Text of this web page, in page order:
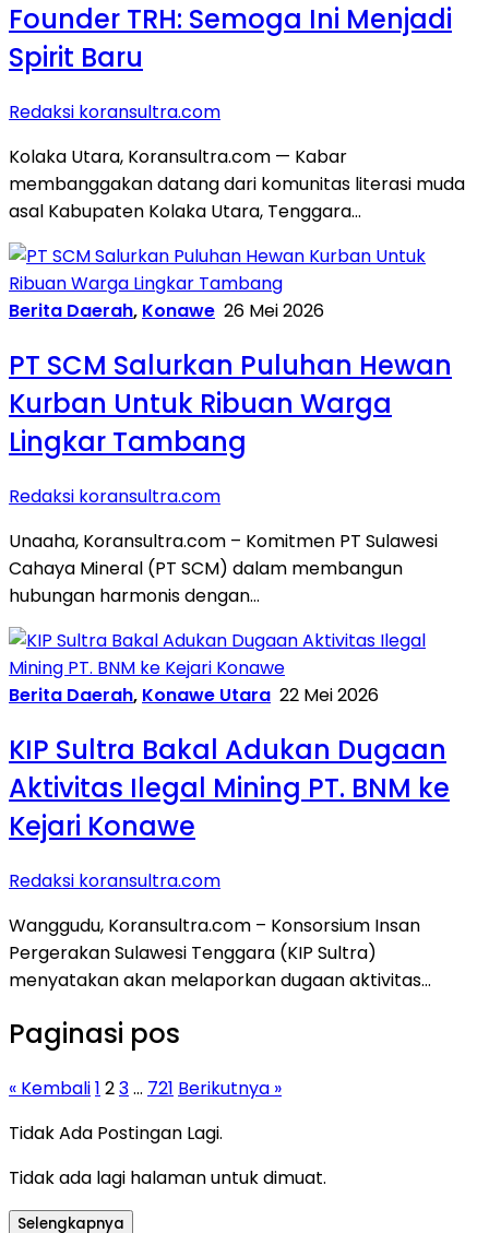
Founder TRH: Semoga Ini Menjadi
Spirit Baru
Redaksi koransultra.com
Kolaka Utara, Koransultra.com — Kabar
membanggakan datang dari komunitas literasi muda
asal Kabupaten Kolaka Utara, Tenggara…
Berita Daerah, Konawe 26 Mei 2026
PT SCM Salurkan Puluhan Hewan
Kurban Untuk Ribuan Warga
Lingkar Tambang
Redaksi koransultra.com
Unaaha, Koransultra.com – Komitmen PT Sulawesi
Cahaya Mineral (PT SCM) dalam membangun
hubungan harmonis dengan…
Berita Daerah, Konawe Utara 22 Mei 2026
KIP Sultra Bakal Adukan Dugaan
Aktivitas Ilegal Mining PT. BNM ke
Kejari Konawe
Redaksi koransultra.com
Wanggudu, Koransultra.com – Konsorsium Insan
Pergerakan Sulawesi Tenggara (KIP Sultra)
menyatakan akan melaporkan dugaan aktivitas…
Paginasi pos
« Kembali1 23… 721 Berikutnya »
Tidak Ada Postingan Lagi.
Tidak ada lagi halaman untuk dimuat.
Selengkapnya